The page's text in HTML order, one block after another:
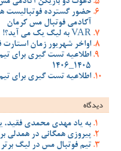
حضور گسترده فوتبالیست
آکادمی فوتبال مس کرمان
VAR به لیگ یک می آید؟!
اواخر شهریور زمان
اطلاعیه تست گیری برای
1405_1406
اطلاعیه تست گیری برای تیم
دیدگاه
به یاد مهدی محمدی فقید،
پیروزی همگانی در همدلی
تیم فوتبال مس در لیگ برتر 87_1386، با خاطرات مس